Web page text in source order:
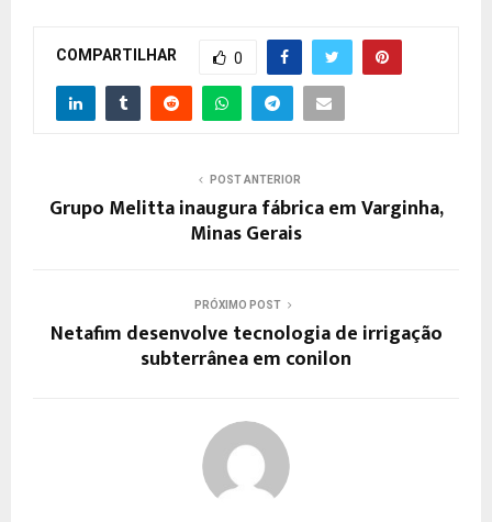
COMPARTILHAR 0
POST ANTERIOR
Grupo Melitta inaugura fábrica em Varginha,
Minas Gerais
PRÓXIMO POST
Netafim desenvolve tecnologia de irrigação
subterrânea em conilon